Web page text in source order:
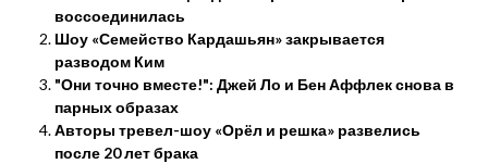
воссоединилась
Шоу «Семейство Кардашьян» закрывается
разводом Ким
"Они точно вместе!": Джей Ло и Бен Аффлек снова в
парных образах
Авторы тревел-шоу «Орёл и решка» развелись
после 20 лет брака